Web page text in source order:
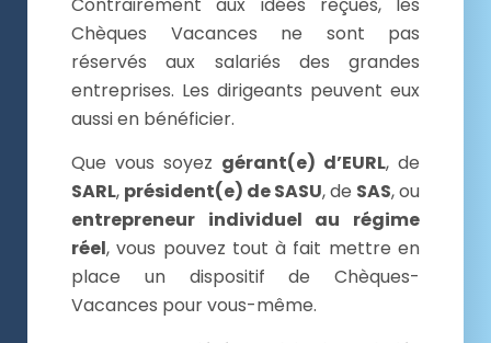
Chèques Vacances ne sont pas
réservés aux salariés des grandes
entreprises. Les dirigeants peuvent eux
aussi en bénéficier.
Que vous soyez gérant(e) d’EURL, de
SARL, président(e) de SASU, de SAS, ou
entrepreneur individuel au régime
réel, vous pouvez tout à fait mettre en
place un dispositif de Chèques-
Vacances pour vous-même.